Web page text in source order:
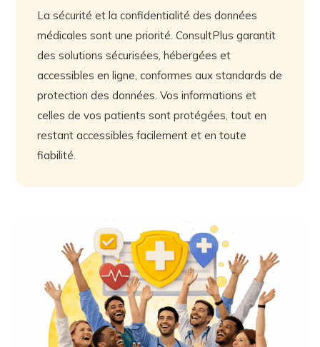
La sécurité et la confidentialité des données
médicales sont une priorité. ConsultPlus garantit
des solutions sécurisées, hébergées et
accessibles en ligne, conformes aux standards de
protection des données. Vos informations et
celles de vos patients sont protégées, tout en
restant accessibles facilement et en toute
fiabilité.